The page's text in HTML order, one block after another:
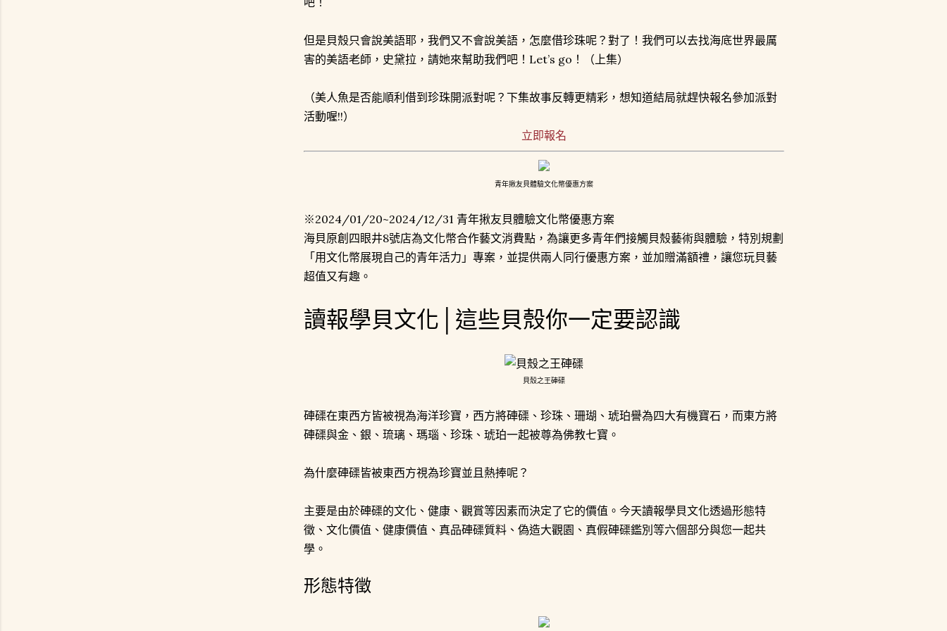
但是貝殼只會說美語耶，我們又不會說美語，怎麼借珍珠呢？對了！我們可以去找海底世界最厲
害的美語老師，史黛拉，請她來幫助我們吧！Let’s go！（上集）
（美人魚是否能順利借到珍珠開派對呢？下集故事反轉更精彩，想知道結局就趕快報名參加派對
活動喔!!）
立即報名
青年揪友貝體驗文化幣優惠方案
※2024/01/20~2024/12/31 青年揪友貝體驗文化幣優惠方案
海貝原創四眼井8號店為文化幣合作藝文消費點，為讓更多青年們接觸貝殼藝術與體驗，特別規劃
「用文化幣展現自己的青年活力」專案，並提供兩人同行優惠方案，並加贈滿額禮，讓您玩貝藝
超值又有趣。
讀報學貝文化│這些貝殼你一定要認識
貝殼之王硨磲
硨磲在東西方皆被視為海洋珍寶，西方將硨磲、珍珠、珊瑚、琥珀譽為四大有機寶石，而東方將
硨磲與金、銀、琉璃、瑪瑙、珍珠、琥珀一起被尊為佛教七寶。
為什麼硨磲皆被東西方視為珍寶並且熱捧呢？
主要是由於硨磲的文化、健康、觀賞等因素而決定了它的價值。今天讀報學貝文化透過形態特
徵、文化價值、健康價值、真品硨磲質料、偽造大觀園、真假硨磲鑑別等六個部分與您一起共
學。
形態特徵